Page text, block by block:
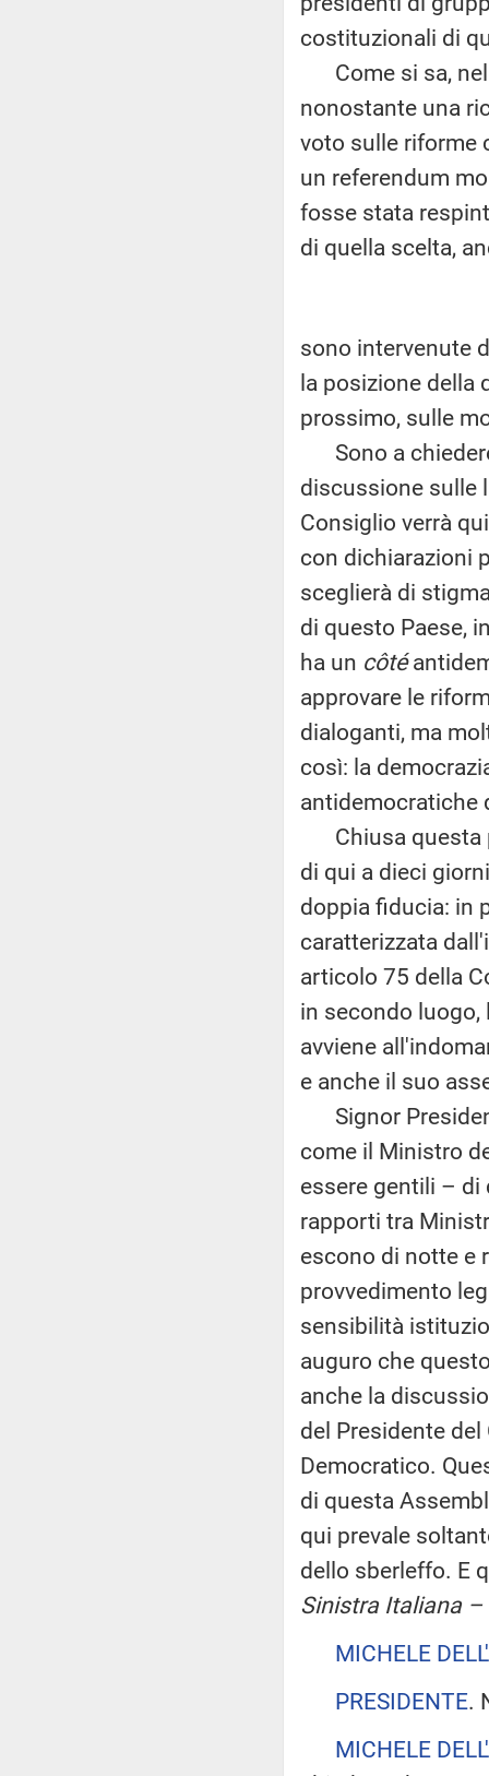
costituzionali di
Come si sa,
nonostante una
voto sulle riforme
un referendum
fosse stata
di quella scelta,
sono intervenute
la posizione della
prossimo, sulle
Sono a
discussione sulle
Consiglio verrà
con dichiarazioni
sceglierà di
di questo Paese,
ha un côté
approvare le
dialoganti, ma
così: la
antidemocratiche
Chiusa questa
di qui a dieci
doppia fiducia: in
caratterizzata
articolo 75 della
in secondo luogo,
avviene
e anche il suo
Signor
come il Ministro
essere gentili – di
rapporti tra
escono di notte e
provvedimento
sensibilità
auguro che
anche la
del Presidente
Democratico.
di questa
qui prevale
dello sberleffo. E
Sinistra Italiana
MICHELE
PRESIDENTE.
MICHELE